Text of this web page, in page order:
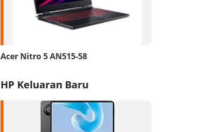
Acer Nitro 5 AN515-58
HP Keluaran Baru